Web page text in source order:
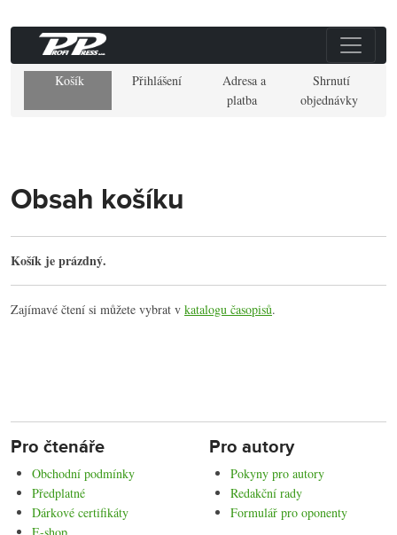
Košík Přihlášení
Adresa a
platba
Shrnutí
objednávky
Obsah košíku
Košík je prázdný.
Zajímavé čtení si můžete vybrat v katalogu časopisů.
Pro čtenáře
Obchodní podmínky
Předplatné
Dárkové certifikáty
E-shop
Pro autory
Pokyny pro autory
Redakční rady
Formulář pro oponenty